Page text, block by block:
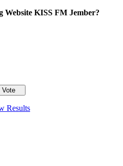
Website KISS FM Jember?
Results